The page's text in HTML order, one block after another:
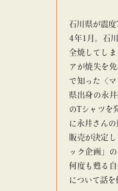
石川県が震
4年1月。石
全焼してし
アが焼失を
で知った〈
県出身の永
のTシャツを
に永井さん
販売が決定
ック企画」
何度も甦る
について話を